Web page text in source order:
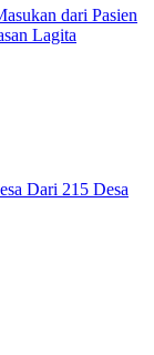
dari Pasien
Lagita
Dari 215 Desa